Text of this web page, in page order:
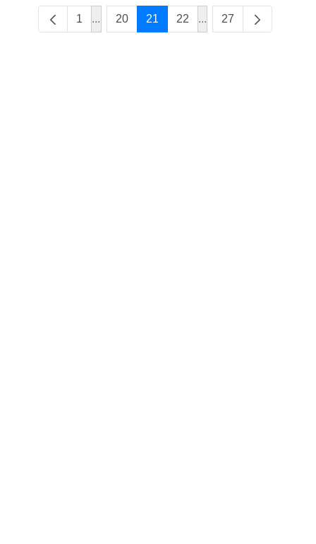
1 ...Intermediate Pages Use TAB to navigate.
20 21 22 ...Intermediate Pages
27